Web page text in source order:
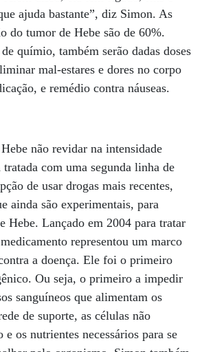
ajuda bastante”, diz Simon. As
do tumor de Hebe são de 60%.
químio, também serão dadas doses
mal-estares e dores no corpo
e remédio contra náuseas.
não revidar na intensidade
tratada com uma segunda linha de
de usar drogas mais recentes,
ainda são experimentais, para
Hebe. Lançado em 2004 para tratar
representou um marco
a doença. Ele foi o primeiro
Ou seja, o primeiro a impedir
sanguíneos que alimentam os
de suporte, as células não
os nutrientes necessários para se